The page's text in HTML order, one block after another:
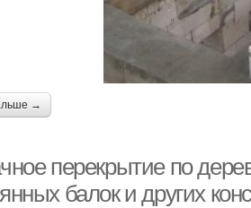
→
перекрытие по
балок и других